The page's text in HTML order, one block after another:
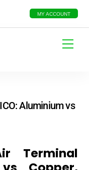
MY ACCOUNT
Menu
Aluminium vs
Terminal